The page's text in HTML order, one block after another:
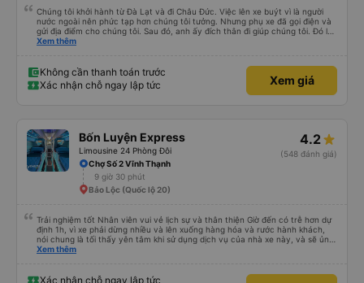
Chúng tôi khởi hành từ Đà Lạt và đi Châu Đức. Việc lên xe buýt vì là người
nước ngoài nên phức tạp hơn chúng tôi tưởng. Nhưng phụ xe đã gọi điện và
gửi địa điểm cho chúng tôi. Sau đó, anh ấy đích thân đi giúp chúng tôi. Đó là
lần đầu tiên đi xe giường nằm với hai đứa trẻ nhỏ khá thú vị. Chúng tôi không
điểm dừng, họ đánh thức chúng tôi dậy và đảm bảo chúng tôi đã sẵn sàng.
Nhìn chung, đó là một trải nghiệm tốt. Mỗi giường đều có gối và chăn, và đủ
chỗ cho 1 người lớn và 1 trẻ em nằm thoải mái.
Xem thêm
Không cần thanh toán trước
Xác nhận chỗ ngay lập tức
Xem giá
Bốn Luyện Express
Limousine 24 Phòng Đôi
4.2
(548 đánh giá)
Chợ Số 2 Vĩnh Thạnh
9 giờ 30 phút
Bảo Lộc (Quốc lộ 20)
Trải nghiệm tốt Nhân viên vui vẻ lịch sự và thân thiện Giờ đến có trễ hơn dự
định 1h, vì xe phải dừng nhiều và lên xuống hàng hóa và rước hành khách,
nói chung là tối thấy yên tâm khi sử dụng dịch vụ của nhà xe này, và sẽ ủng
hộ và giới thiệu cho người thân sử dụng dịch vụ của nhà xe này
Xem thêm
Xác nhận chỗ ngay lập tức